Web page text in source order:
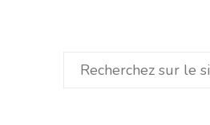
Rechercher